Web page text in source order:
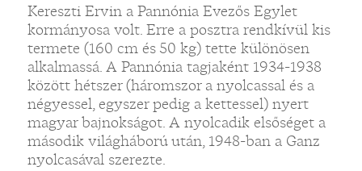
Kereszti Ervin a Pannónia Evezős Egylet
kormányosa volt. Erre a posztra rendkívül kis
termete (160 cm és 50 kg) tette különösen
alkalmassá. A Pannónia tagjaként 1934-1938
között hétszer (háromszor a nyolcassal és a
négyessel, egyszer pedig a kettessel) nyert
magyar bajnokságot. A nyolcadik elsőséget a
második világháború után, 1948-ban a Ganz
nyolcasával szerezte.